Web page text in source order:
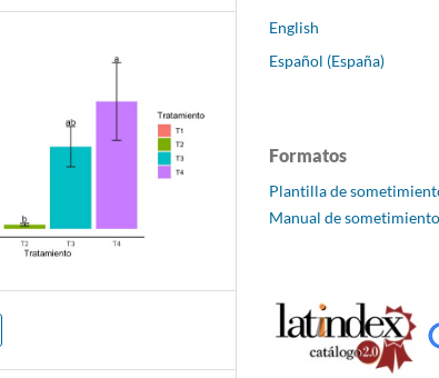
English
Español (España)
Formatos
Plantilla de
Manual de sometimiento